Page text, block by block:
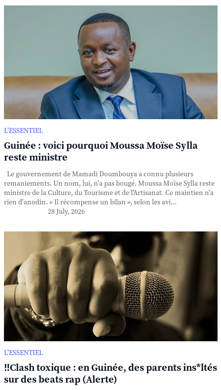
L’ESSENTIEL
Guinée : voici pourquoi Moussa Moïse Sylla
reste ministre
Le gouvernement de Mamadi Doumbouya a connu plusieurs
remaniements. Un nom, lui, n'a pas bougé. Moussa Moïse Sylla reste
ministre de la Culture, du Tourisme et de l'Artisanat. Ce maintien n'a
rien d'anodin. « Il récompense un bilan », selon les avi...
28 July, 2026
L’ESSENTIEL
‼️Clash toxique : en Guinée, des parents ins*ltés
sur des beats rap (Alerte)